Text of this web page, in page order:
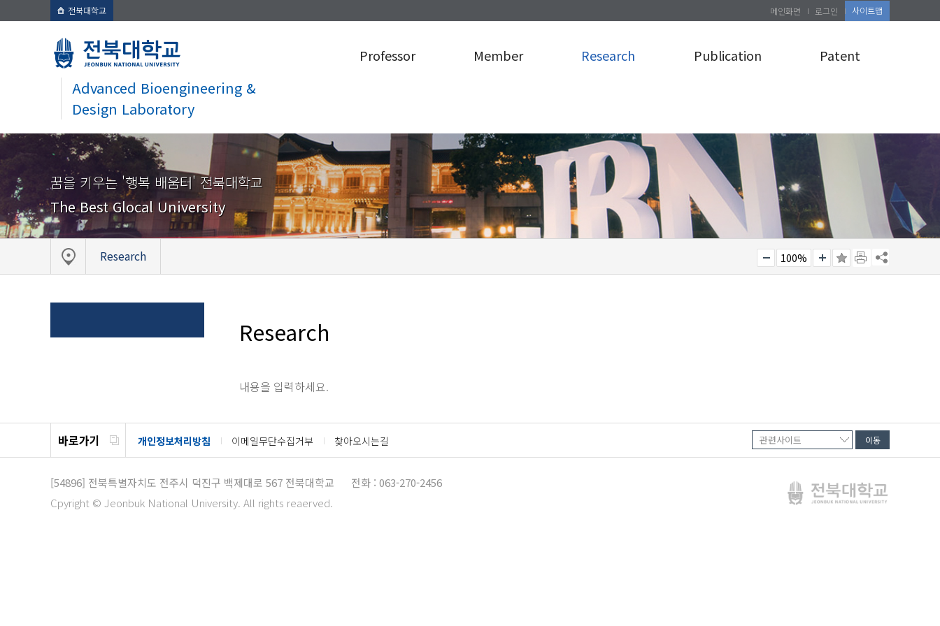
전북대학교
Advanced Bioengineering &
Design Laboratory
메인화면 로그인 사이트맵
Professor Member Research Publication Patent
꿈을 키우는 '행복 배움터' 전북대학교
The Best Glocal University
Research 100%
Research
내용을 입력하세요.
바로가기 개인정보처리방침 이메일무단수집거부 찾아오시는길
[54896] 전북특별자치도 전주시 덕진구 백제대로 567 전북대학교
전화 : 063-270-2456
Cpyright © Jeonbuk National University. All rights reaerved.